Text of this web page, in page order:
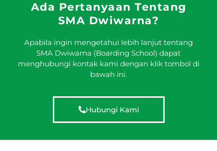
Ada Pertanyaan Tentang
SMA Dwiwarna?
Apabila ingin mengetahui lebih lanjut tentang
SMA Dwiwarna (Boarding School) dapat
menghubungi kontak kami dengan klik tombol di
bawah ini.
Hubungi Kami